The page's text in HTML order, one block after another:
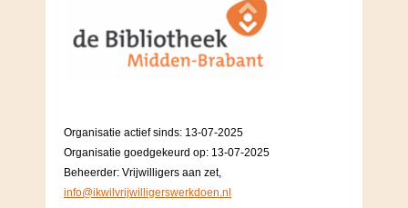
Organisatie actief sinds: 13-07-2025
Organisatie goedgekeurd op: 13-07-2025
Beheerder: Vrijwilligers aan zet,
info@ikwilvrijwilligerswerkdoen.nl